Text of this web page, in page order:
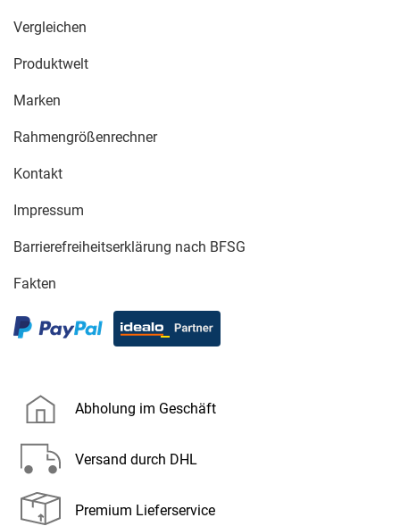
Vergleichen
Produktwelt
Marken
Rahmengrößenrechner
Kontakt
Impressum
Barrierefreiheitserklärung nach BFSG
Fakten
Abholung im Geschäft
Versand durch DHL
Premium Lieferservice